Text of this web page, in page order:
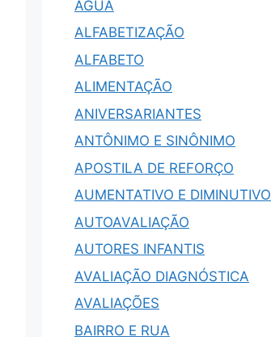
ÁGUA
ALFABETIZAÇÃO
ALFABETO
ALIMENTAÇÃO
ANIVERSARIANTES
ANTÔNIMO E SINÔNIMO
APOSTILA DE REFORÇO
AUMENTATIVO E DIMINUTIVO
AUTOAVALIAÇÃO
AUTORES INFANTIS
AVALIAÇÃO DIAGNÓSTICA
AVALIAÇÕES
BAIRRO E RUA